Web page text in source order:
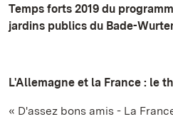
Temps forts 2019 du
jardins publics du Bade-
L'Allemagne et la France : le
« D'assez bons amis - La